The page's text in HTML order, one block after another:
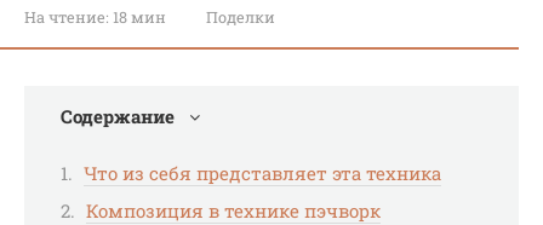
На чтение: 18 мин Поделки
Содержание
Что из себя представляет эта техника
Композиция в технике пэчворк